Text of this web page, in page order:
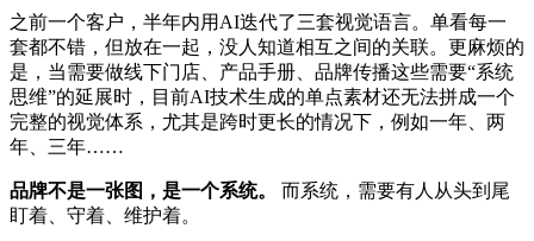
之前一个客户，半年内用AI迭代了三套视觉语言。单看每一
套都不错，但放在一起，没人知道相互之间的关联。更麻烦的
是，当需要做线下门店、产品手册、品牌传播这些需要“系统
思维”的延展时，目前AI技术生成的单点素材还无法拼成一个
完整的视觉体系，尤其是跨时更长的情况下，例如一年、两
年、三年……
品牌不是一张图，是一个系统。
而系统，需要有人从头到尾
盯着、守着、维护着。